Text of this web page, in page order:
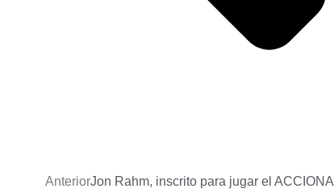
AnteriorJon Rahm, inscrito para jugar el ACCIONA